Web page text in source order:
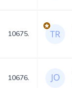
10675.
10676.